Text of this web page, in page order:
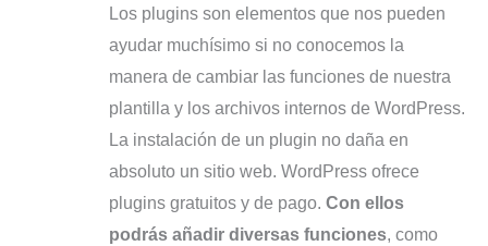
Los plugins son elementos que nos pueden
ayudar muchísimo si no conocemos la
manera de cambiar las funciones de nuestra
plantilla y los archivos internos de WordPress.
La instalación de un plugin no daña en
absoluto un sitio web. WordPress ofrece
plugins gratuitos y de pago. Con ellos
podrás añadir diversas funciones, como